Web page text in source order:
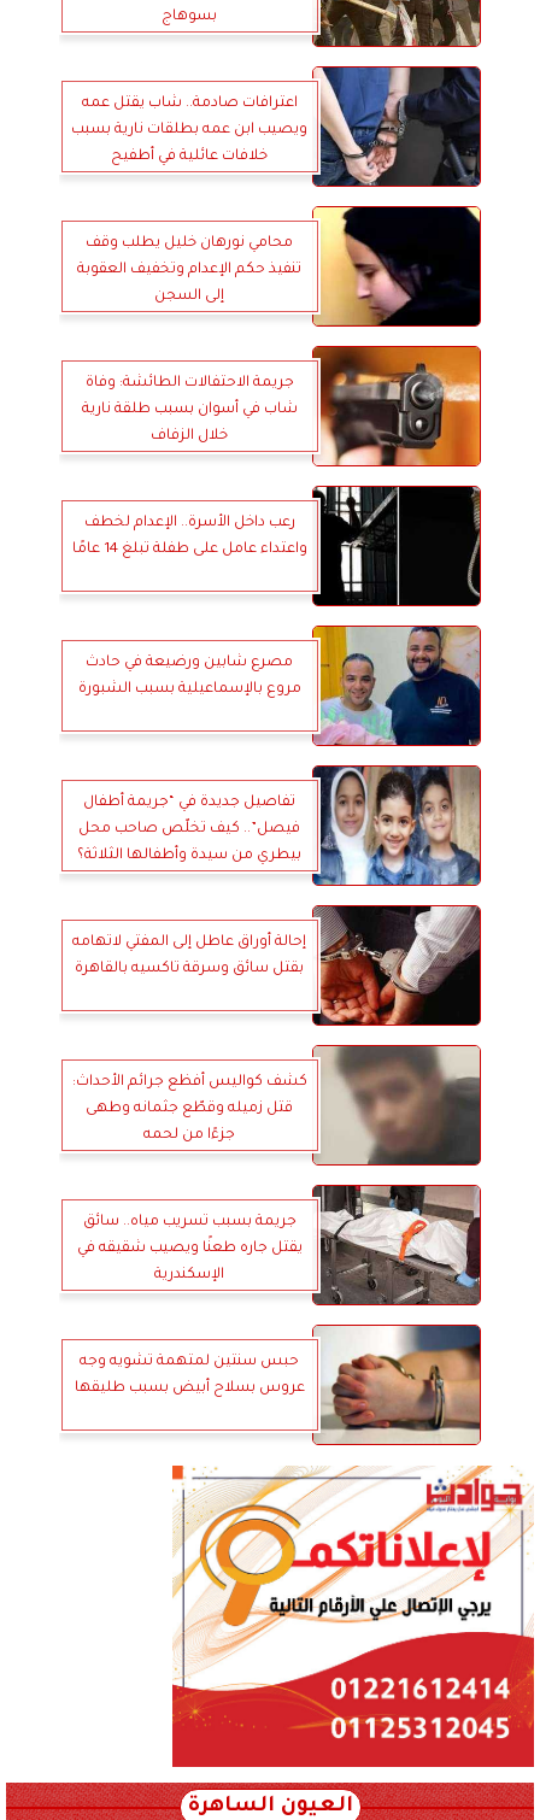
بسوهاج
اعترافات صادمة.. شاب يقتل عمه
ويصيب ابن عمه بطلقات نارية بسبب
خلافات عائلية في أطفيح
محامي نورهان خليل يطلب وقف
تنفيذ حكم الإعدام وتخفيف العقوبة
إلى السجن
جريمة الاحتفالات الطائشة: وفاة
شاب في أسوان بسبب طلقة نارية
خلال الزفاف
رعب داخل الأسرة.. الإعدام لخطف
واعتداء عامل على طفلة تبلغ 14 عامًا
مصرع شابين ورضيعة في حادث
مروع بالإسماعيلية بسبب الشبورة
تفاصيل جديدة في “جريمة أطفال
فيصل”.. كيف تخلّص صاحب محل
بيطري من سيدة وأطفالها الثلاثة؟
إحالة أوراق عاطل إلى المفتي لاتهامه
بقتل سائق وسرقة تاكسيه بالقاهرة
كشف كواليس أفظع جرائم الأحداث:
قتل زميله وقطّع جثمانه وطهى
جزءًا من لحمه
جريمة بسبب تسريب مياه.. سائق
يقتل جاره طعنًا ويصيب شقيقه في
الإسكندرية
حبس سنتين لمتهمة تشويه وجه
عروس بسلاح أبيض بسبب طليقها
العيون الساهرة